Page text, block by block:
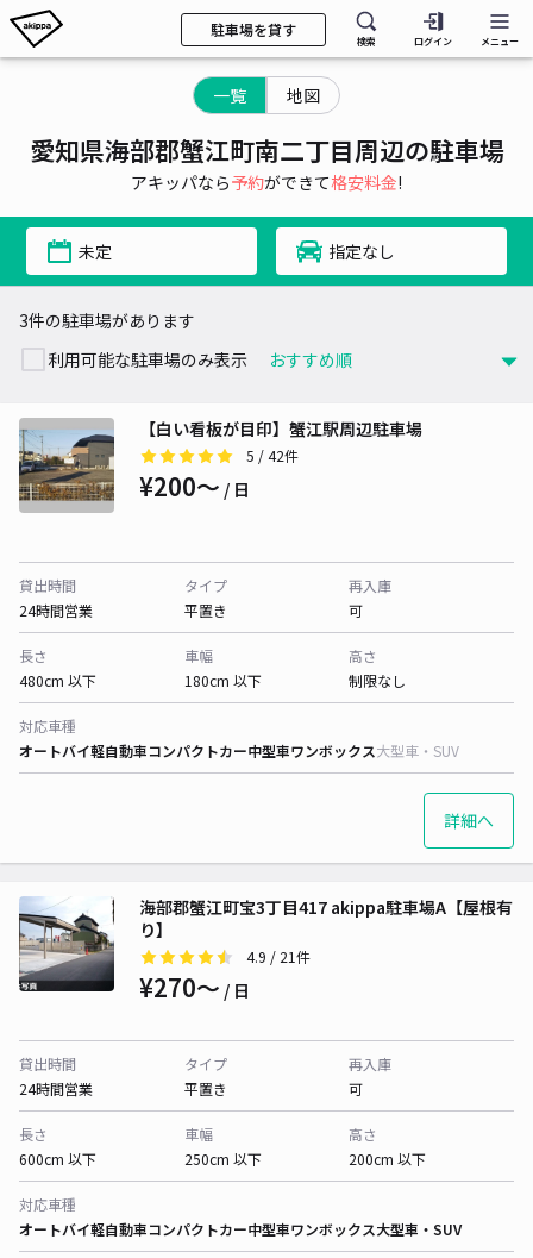
駐車場を貸す
検索 ログイン メニュー
一覧 地図
愛知県海部郡蟹江町南二丁目周辺の駐車場
アキッパなら予約ができて格安料金!
未定 指定なし
3件の駐車場があります
利用可能な駐車場のみ表示
【白い看板が目印】蟹江駅周辺駐車場
5 / 42件
¥200〜 / 日
貸出時間
24時間営業
タイプ
平置き
再入庫
可
長さ
480cm 以下
車幅
180cm 以下
高さ
制限なし
対応車種
オートバイ軽自動車コンパクトカー中型車ワンボックス大型車・SUV
詳細へ
海部郡蟹江町宝3丁目417 akippa駐車場A【屋根有
り】
4.9 / 21件
¥270〜 / 日
貸出時間
24時間営業
タイプ
平置き
再入庫
可
長さ
600cm 以下
車幅
250cm 以下
高さ
200cm 以下
対応車種
オートバイ軽自動車コンパクトカー中型車ワンボックス大型車・SUV